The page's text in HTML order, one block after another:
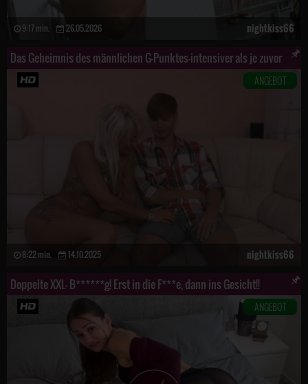
9:17 min. 26.05.2026 nightkiss66
Das Geheimnis des männlichen G-Punktes-intensiver als je zuvor
ANGEBOT
8:22 min. 14.10.2025 nightkiss66
Doppelte XXL- B******g! Erst in die F***e, dann ins Gesicht!!
ANGEBOT